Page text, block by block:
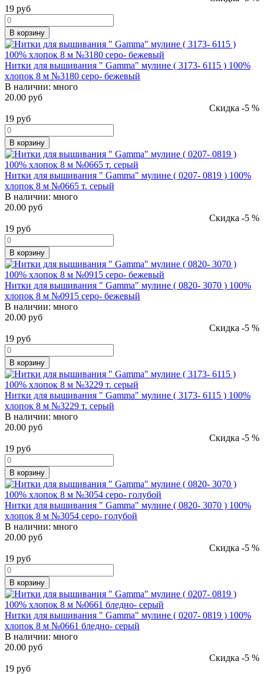
19 руб
В корзину
Нитки для вышивания " Gamma" мулине ( 3173- 6115 ) 100%
хлопок 8 м №3180 серо- бежевый
В наличии: много
20.00 руб
Скидка -5 %
19 руб
В корзину
Нитки для вышивания " Gamma" мулине ( 0207- 0819 ) 100%
хлопок 8 м №0665 т. серый
В наличии: много
20.00 руб
Скидка -5 %
19 руб
В корзину
Нитки для вышивания " Gamma" мулине ( 0820- 3070 ) 100%
хлопок 8 м №0915 серо- бежевый
В наличии: много
20.00 руб
Скидка -5 %
19 руб
В корзину
Нитки для вышивания " Gamma" мулине ( 3173- 6115 ) 100%
хлопок 8 м №3229 т. серый
В наличии: много
20.00 руб
Скидка -5 %
19 руб
В корзину
Нитки для вышивания " Gamma" мулине ( 0820- 3070 ) 100%
хлопок 8 м №3054 серо- голубой
В наличии: много
20.00 руб
Скидка -5 %
19 руб
В корзину
Нитки для вышивания " Gamma" мулине ( 0207- 0819 ) 100%
хлопок 8 м №0661 бледно- серый
В наличии: много
20.00 руб
Скидка -5 %
19 руб